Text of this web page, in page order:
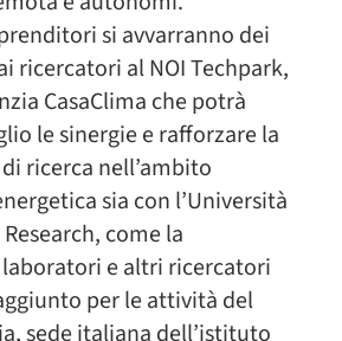
si avvarranno dei
ricercatori al NOI Techpark,
CasaClima che potrà
le sinergie e rafforzare la
ricerca nell’ambito
sia con l’Università
come la
e altri ricercatori
per le attività del
sede italiana dell’istituto